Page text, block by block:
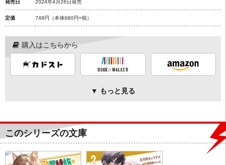
発売日 2024年4月26日発売
定価 748円 （本体680円+税）
購入はこちらから
▼ もっと見る
このシリーズの文庫